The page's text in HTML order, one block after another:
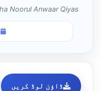
Noorul Anwaar Qiyas
ڈاؤن لوڈ کریں